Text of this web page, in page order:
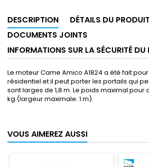
DESCRIPTION
DÉTAILS DU PRODUIT
DOCUMENTS JOINTS
INFORMATIONS SUR LA SÉCURITÉ DU
Le moteur Came Amico A1824 a été fait
résidentiel et il peut porter les portails qui
sont larges de 1,8 m. Le poids maximal pour
kg (largeur maximale: 1 m).
VOUS AIMEREZ AUSSI